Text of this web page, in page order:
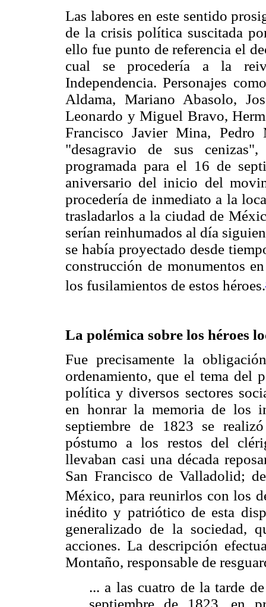
Las labores en este sentido
de la crisis política suscitada
ello fue punto de referencia el
cual se procedería a la
Independencia. Personajes
Aldama, Mariano Abasolo,
Leonardo y Miguel Bravo,
Francisco Javier Mina,
"desagravio de sus
programada para el 16 de
aniversario del inicio del
procedería de inmediato a la
trasladarlos a la ciudad de
serían reinhumados al día
se había proyectado desde
construcción de monumentos
los fusilamientos de estos héroes.
La polémica sobre los héroes
Fue precisamente la
ordenamiento, que el tema del
política y diversos sectores
en honrar la memoria de los
septiembre de 1823 se
póstumo a los restos del
llevaban casi una década
San Francisco de Valladolid;
México, para reunirlos con los
inédito y patriótico de esta
generalizado de la sociedad,
acciones. La descripción
Montaño, responsable de
... a las cuatro de la tarde
septiembre de 1823, en